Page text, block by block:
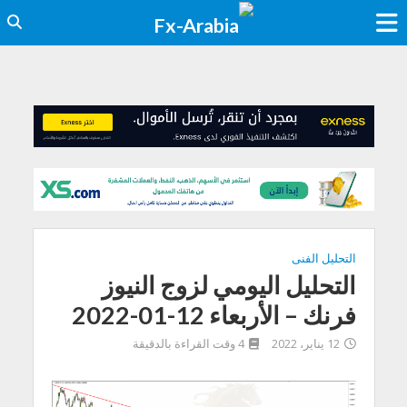
التحليل الفنى
التحليل اليومي لزوج النيوز
فرنك – الأربعاء 12-01-2022
12 يناير، 2022 4 وقت القراءة بالدقيقة